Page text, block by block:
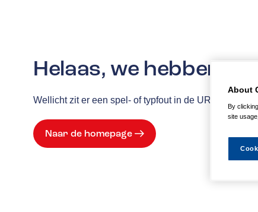
Helaas, we hebben
Wellicht zit er een spel- of typfout in de URL of is de
Naar de homepage
About
By
site